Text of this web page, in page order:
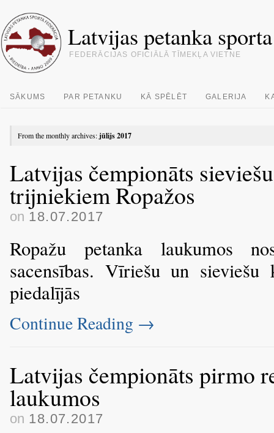
Latvijas petanka
FEDERĀCIJAS OFICIĀLĀ TĪMEKĻA VIETNE
SĀKUMS PAR PETANKU KĀ SPĒLĒT GALERIJA
From the monthly archives:jūlijs 2017
Latvijas čempionāts
trijniekiem Ropažos
on 18.07.2017
Ropažu petanka laukumos
sacensības. Vīriešu un sieviešu
piedalījās
Continue Reading →
Latvijas čempionāts pirmo
laukumos
on 18.07.2017